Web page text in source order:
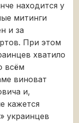
находится у
митинги
и за
При этом
хватило
всём
виноват
и,
кажется
украинцев